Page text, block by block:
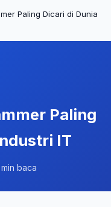
Paling Dicari di Dunia
Paling
IT
baca